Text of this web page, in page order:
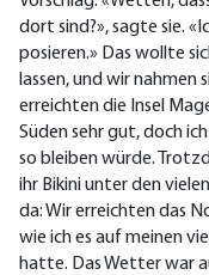
dort sind?», sagte sie.
posieren.» Das wollte
lassen, und wir nahmen
erreichten die Insel
Süden sehr gut, doch
so bleiben würde.
ihr Bikini unter den
da: Wir erreichten das
wie ich es auf meinen
hatte. Das Wetter war